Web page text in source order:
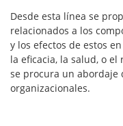
Desde esta línea se
relacionados a los
y los efectos de estos
la eficacia, la salud, o
se procura un abordaje
organizacionales.